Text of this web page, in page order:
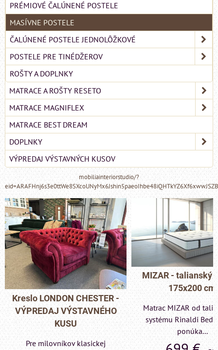
PRÉMIOVÉ ČALÚNENÉ POSTELE
MASÍVNE POSTELE
ČALÚNENÉ POSTELE JEDNOLÔŽKOVÉ
POSTELE PRE TINÉDŽEROV
ROŠTY A DOPLNKY
MATRACE A ROŠTY RESETO
MATRACE MAGNIFLEX
MATRACE BEST DREAM
DOPLNKY
VÝPREDAJ VÝSTAVNÝCH KUSOV
mobiliainteriorstudio/?
MIZAR - talianský matrac
175x200 cm
Matrac MIZAR od talianskeho
systému Rinaldi Bed System
ponúka...
Pohovka LONDON
- VÝPREDAJ
KUSU
Pre milovníkov